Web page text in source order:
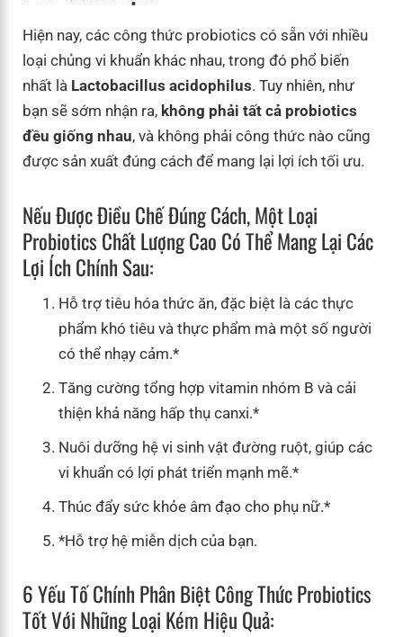
Hiện nay, các công thức probiotics có sẵn với nhiều
loại chủng vi khuẩn khác nhau, trong đó phổ biến
nhất là Lactobacillus acidophilus. Tuy nhiên, như
bạn sẽ sớm nhận ra, không phải tất cả probiotics
đều giống nhau, và không phải công thức nào cũng
được sản xuất đúng cách để mang lại lợi ích tối ưu.
Nếu Được Điều Chế Đúng Cách, Một Loại
Probiotics Chất Lượng Cao Có Thể Mang Lại Các
Lợi Ích Chính Sau:
Hỗ trợ tiêu hóa thức ăn, đặc biệt là các thực
phẩm khó tiêu và thực phẩm mà một số người
có thể nhạy cảm.*
Tăng cường tổng hợp vitamin nhóm B và cải
thiện khả năng hấp thụ canxi.*
Nuôi dưỡng hệ vi sinh vật đường ruột, giúp các
vi khuẩn có lợi phát triển mạnh mẽ.*
Thúc đẩy sức khỏe âm đạo cho phụ nữ.*
*Hỗ trợ hệ miễn dịch của bạn.
6 Yếu Tố Chính Phân Biệt Công Thức Probiotics
Tốt Với Những Loại Kém Hiệu Quả: